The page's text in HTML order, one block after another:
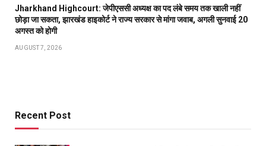
Jharkhand Highcourt: जेपीएससी अध्यक्ष का पद लंबे समय तक खाली नहीं
छोड़ा जा सकता, झारखंड हाइकोर्ट ने राज्य सरकार से मांगा जवाब, अगली सुनवाई 20
अगस्त को होगी
AUGUST 7, 2026
Recent Post